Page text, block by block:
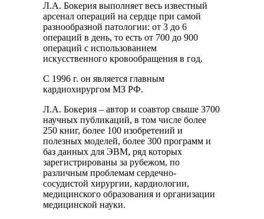
Л.А. Бокерия выполняет весь известный
арсенал операций на сердце при самой
разнообразной патологии: от 3 до 6
операций в день, то есть от 700 до 900
операций с использованием
искусственного кровообращения в год.
С 1996 г. он является главным
кардиохирургом МЗ РФ.
Л.А. Бокерия – автор и соавтор свыше 3700
научных публикаций, в том числе более
250 книг, более 100 изобретений и
полезных моделей, более 300 программ и
баз данных для ЭВМ, ряд которых
зарегистрированы за рубежом, по
различным проблемам сердечно-
сосудистой хирургии, кардиологии,
медицинского образования и организации
медицинской науки.